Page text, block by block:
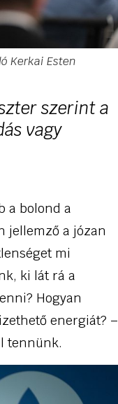
Kerkai Esten
szerint a
vagy
a bolond a
jellemző a józan
mi
ki lát rá a
Hogyan
energiát? –
tennünk.